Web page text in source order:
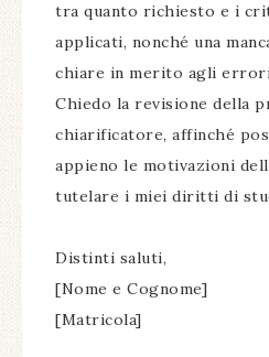
tra quanto richiesto e i
applicati, nonché una
chiare in merito agli
Chiedo la revisione della
chiarificatore, affinché
appieno le motivazioni
tutelare i miei diritti di
Distinti saluti,
[Nome e Cognome]
[Matricola]